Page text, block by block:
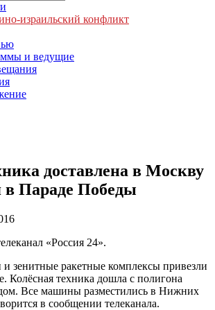
израильский конфликт
и ведущие
доставлена в Москву
в Параде Победы
«Россия 24».
зенитные ракетные комплексы привезли
Колёсная техника дошла с полигона
Все машины разместились в Нижних
в сообщении телеканала.